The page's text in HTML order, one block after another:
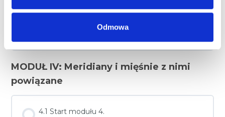
Odmowa
3.23 Meridian Du Mai
MODUŁ IV: Meridiany i mięśnie z nimi
powiązane
4.1 Start modułu 4.